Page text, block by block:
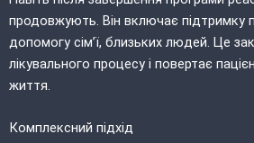
продовжують. Він включає підтримку
допомогу сім’ї, близьких людей. Це
лікувального процесу і повертає
життя.
Комплексний підхід